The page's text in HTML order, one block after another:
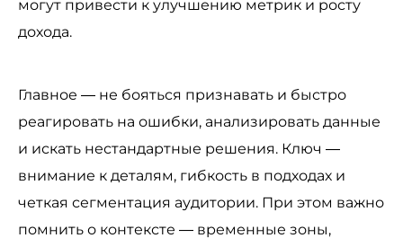
могут привести к улучшению метрик и росту
дохода.
Главное — не бояться признавать и быстро
реагировать на ошибки, анализировать данные
и искать нестандартные решения. Ключ —
внимание к деталям, гибкость в подходах и
четкая сегментация аудитории. При этом важно
помнить о контексте — временные зоны,